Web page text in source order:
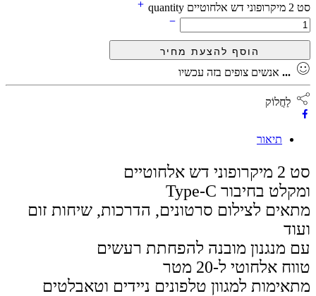
סט 2 מיקרופוני דש אלחוטיים quantity
... אנשים צופים בזה עכשיו
לַחֲלוֹק
תיאור
סט 2 מיקרופוני דש אלחוטיים
ומקלט בחיבור Type-C
מתאים לצילום סרטונים, הדרכות, שיחות זום
ועוד
עם מנגנון מובנה להפחתת רעשים
טווח אלחוטי ל-20 מטר
מתאימות למגוון טלפונים ניידים וטאבלטים